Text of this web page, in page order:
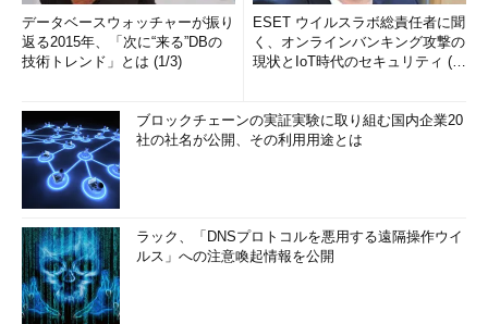
データベースウォッチャーが振り
返る2015年、「次に“来る”DBの
技術トレンド」とは (1/3)
ESET ウイルスラボ総責任者に聞
く、オンラインバンキング攻撃の
現状とIoT時代のセキュリティ (1/
ブロックチェーンの実証実験に取り組む国内企業20
社の社名が公開、その利用用途とは
ラック、「DNSプロトコルを悪用する遠隔操作ウイ
ルス」への注意喚起情報を公開